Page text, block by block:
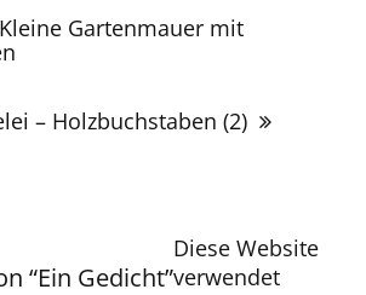
Gartenmauer mit
– Holzbuchstaben (2)
“Ein Gedicht”
Diese Website
verwendet